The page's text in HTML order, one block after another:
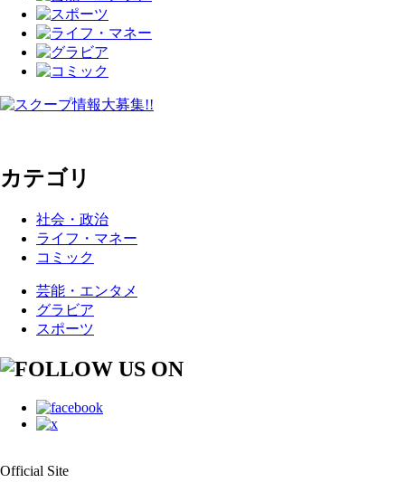
カテゴリ
社会・政治
ライフ・マネー
コミック
芸能・エンタメ
グラビア
スポーツ
Official Site